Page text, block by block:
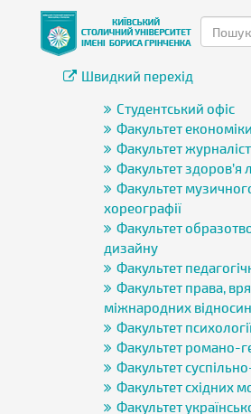
Швидкий перехід
Студентський офіс
Факультет
Факультет
Факультет здоров’я
Факультет
хореографії
Факультет
дизайну
Факультет
Факультет права,
міжнародних відносин
Факультет
Факультет романо-
Факультет
Факультет східних
Факультет